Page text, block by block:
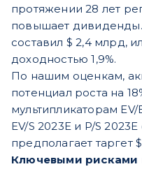
протяжении 28 лет
повышает
составил $ 2,4 млрд,
доходностью 1,9%.
По нашим оценкам,
потенциал роста на
мультипликаторам EV/
EV/S 2023E и P/S
предполагает таргет
Ключевыми рисками